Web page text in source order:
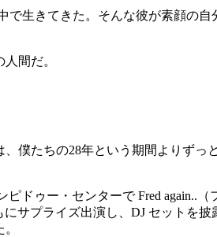
で生きてきた。そんな彼が素顔の
間だ。
僕たちの28年という期間よりずっ
ドゥー・センターで Fred again..
サプライズ出演し、DJ セットを